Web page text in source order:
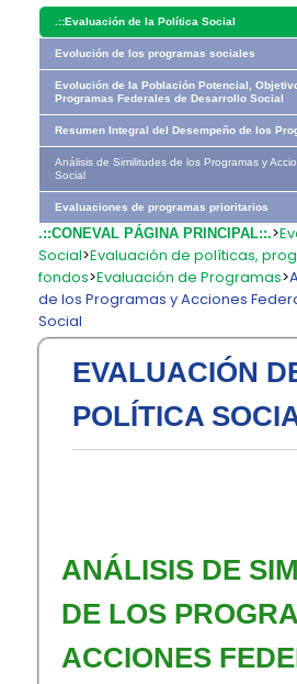
.::Evaluación de la Política Social
Evolución de los programas sociales
Evolución de la Población Potencial,
Programas Federales de Desarrollo Social
Resumen Integral del Desempeño de los
Análisis de Similitudes de los Programas y
Social
Evaluaciones de programas prioritarios
.::CONEVAL PÁGINA PRINCIPAL::.>
Social>Evaluación de políticas,
fondos>Evaluación de Programas>
de los Programas y Acciones
Social
EVALUACIÓN
POLÍTICA
ANÁLISIS DE
DE LOS
ACCIONES